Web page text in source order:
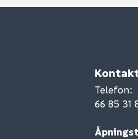
Telefon:
66 85 31